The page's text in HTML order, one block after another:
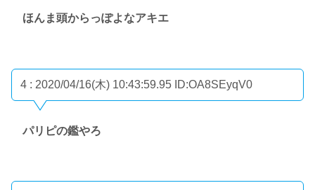
ほんま頭からっぽよなアキエ
4 : 2020/04/16(木) 10:43:59.95 ID:OA8SEyqV0
パリピの鑑やろ